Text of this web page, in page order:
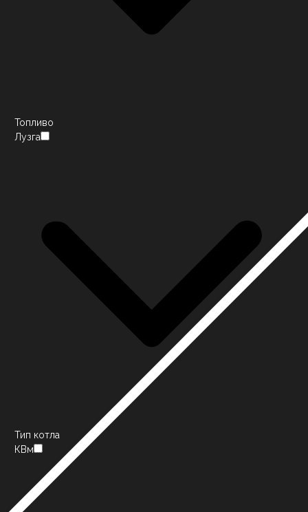
Топливо
Лузга
Тип котла
КВм